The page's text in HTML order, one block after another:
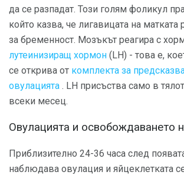
да се разпадат. Този голям фоликул
който казва, че лигавицата на матката
за бременност. Мозъкът реагира с
лутеинизиращ хормон (LH) - това е,
се открива от комплекта за
овулацията . LH присъства само в
всеки месец.
Овулацията и освобождаването
Приблизително 24-36 часа след
наблюдава овулация и яйцеклетката